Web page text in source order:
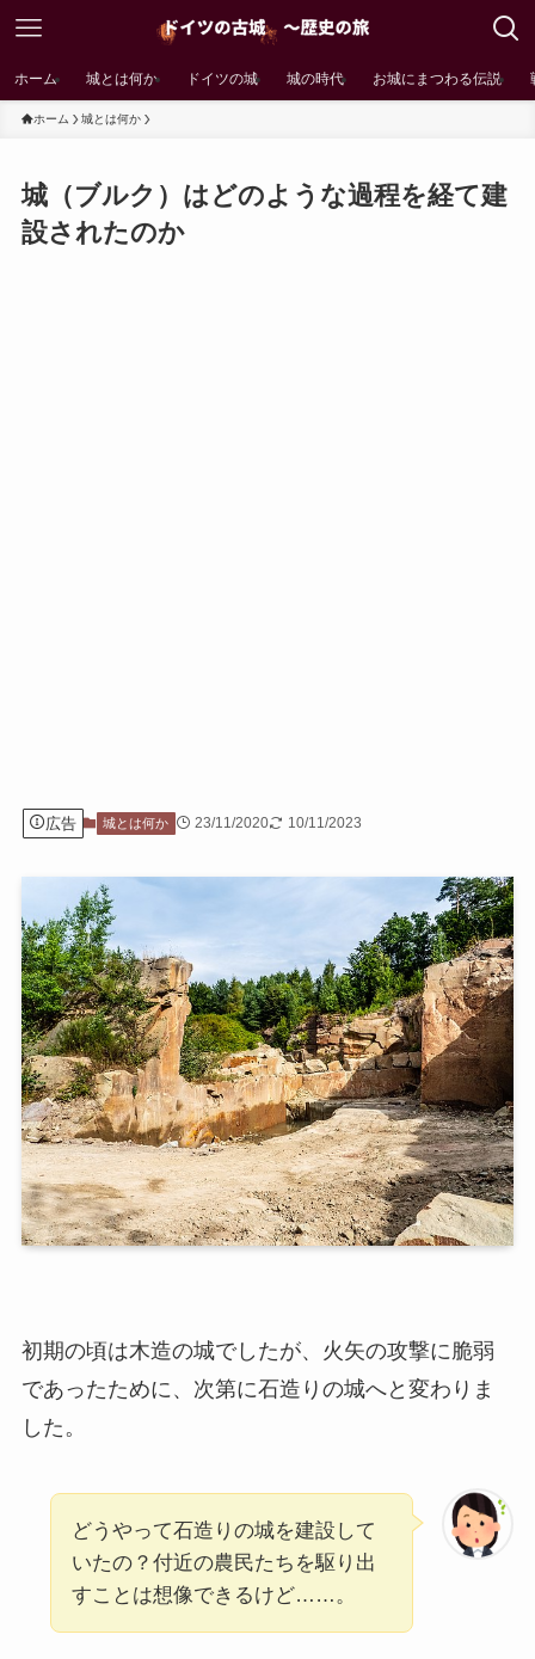
ホーム 城とは何か ドイツの城 城の時代 お城にまつわる伝説
ホーム 城とは何か
城（ブルク）はどのような過程を経て建
設されたのか
広告 城とは何か 23/11/2020 10/11/2023
初期の頃は木造の城でしたが、火矢の攻撃に脆弱
であったために、次第に石造りの城へと変わりま
した。
どうやって石造りの城を建設して
いたの？付近の農民たちを駆り出
すことは想像できるけど……。